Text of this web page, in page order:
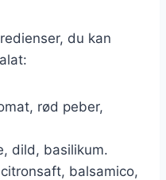
du kan
rød peber,
dild, basilikum.
balsamico,